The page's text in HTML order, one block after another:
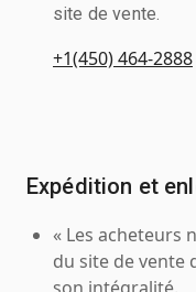
site de vente.
+1(450) 464-2888
Expédition et
« Les acheteurs
du site de vente